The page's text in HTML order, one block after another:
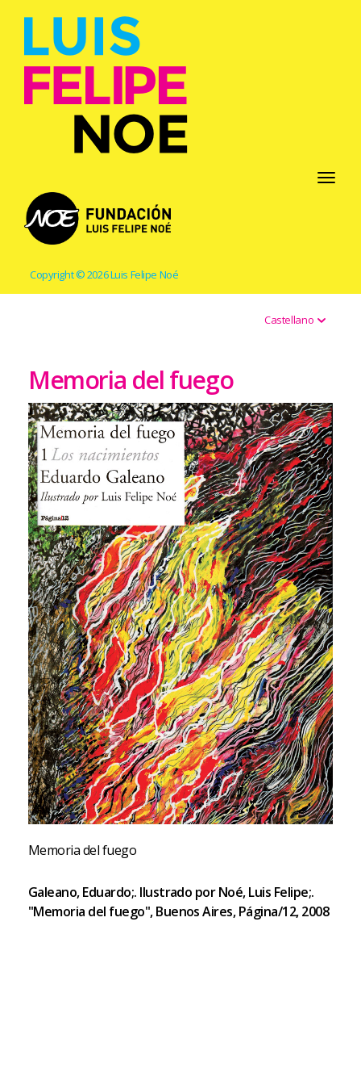
Toggle
Copyright © 2026 Luis Felipe Noé
Castellano
Memoria del fuego
Memoria del fuego
Galeano, Eduardo;. Ilustrado por Noé, Luis Felipe;.
"Memoria del fuego", Buenos Aires, Página/12, 2008